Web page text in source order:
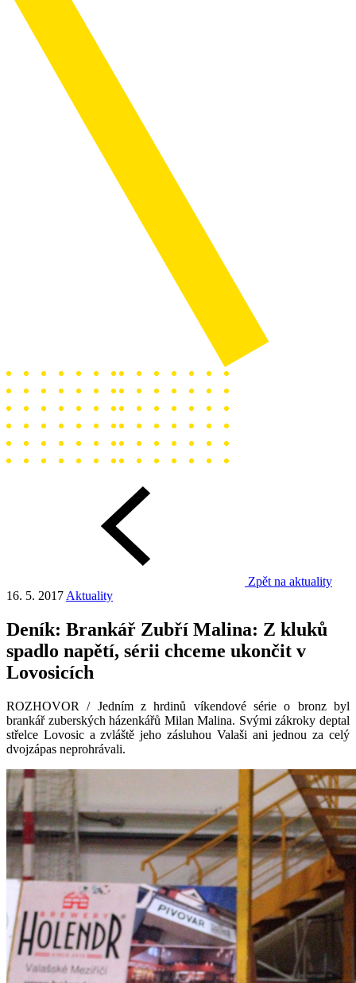
Zpět na aktuality
16. 5. 2017 Aktuality
Deník: Brankář Zubří Malina: Z kluků
spadlo napětí, sérii chceme ukončit v
Lovosicích
ROZHOVOR / Jedním z hrdinů víkendové série o bronz byl
brankář zuberských házenkářů Milan Malina. Svými zákroky deptal
střelce Lovosic a zvláště jeho zásluhou Valaši ani jednou za celý
dvojzápas neprohrávali.